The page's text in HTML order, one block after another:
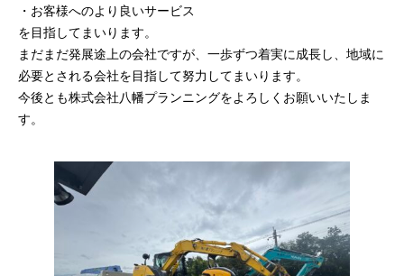
・お客様へのより良いサービス
を目指してまいります。
まだまだ発展途上の会社ですが、一歩ずつ着実に成長し、地域に
必要とされる会社を目指して努力してまいります。
今後とも株式会社八幡プランニングをよろしくお願いいたしま
す。